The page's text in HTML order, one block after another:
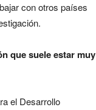
con otros países
que suele estar muy
el Desarrollo